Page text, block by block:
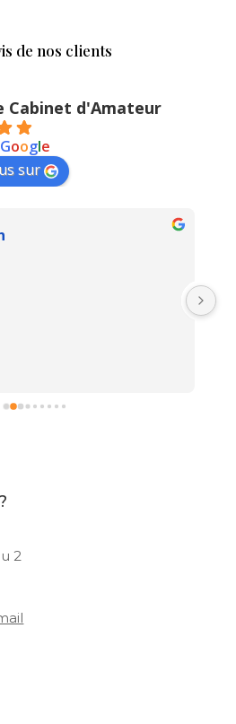
de nos clients
Cabinet d'Amateur
Google
sur
2